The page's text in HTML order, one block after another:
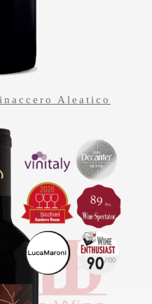
Aleatico